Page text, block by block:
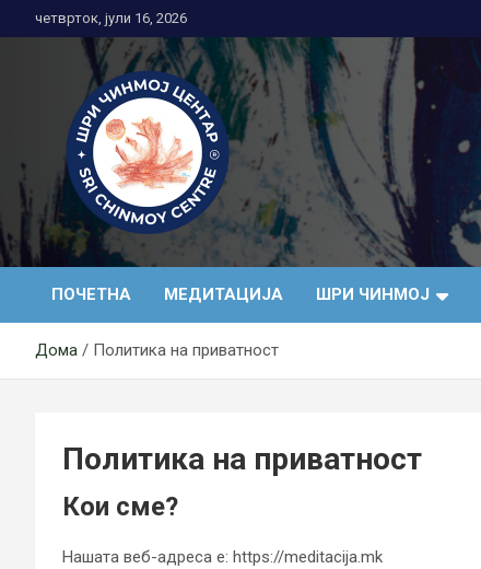
to
четврток, јули 16, 2026
Медитација
ПОЧЕТНА МЕДИТАЦИЈА ШРИ ЧИНМОЈ
Дома Политика на приватност
Политика на приватност
Кои сме?
Нашата веб-адреса е: https://meditacija.mk